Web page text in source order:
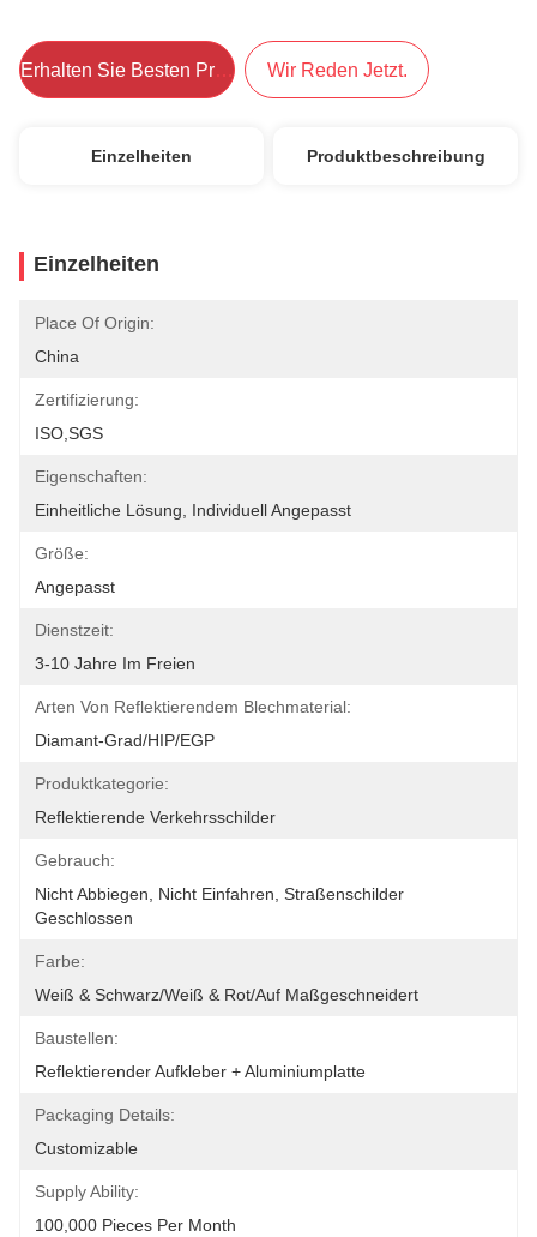
Erhalten Sie Besten Preis Wir Reden Jetzt.
Einzelheiten Produktbeschreibung
Einzelheiten
Place Of Origin:
China
Zertifizierung:
ISO,SGS
Eigenschaften:
Einheitliche Lösung, Individuell Angepasst
Größe:
Angepasst
Dienstzeit:
3-10 Jahre Im Freien
Arten Von Reflektierendem Blechmaterial:
Diamant-Grad/HIP/EGP
Produktkategorie:
Reflektierende Verkehrsschilder
Gebrauch:
Nicht Abbiegen, Nicht Einfahren, Straßenschilder
Geschlossen
Farbe:
Weiß & Schwarz/Weiß & Rot/auf Maßgeschneidert
Baustellen:
Reflektierender Aufkleber + Aluminiumplatte
Packaging Details:
Customizable
Supply Ability:
100,000 Pieces Per Month